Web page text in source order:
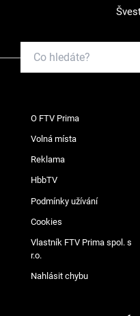
O FTV Prima
Volná místa
Reklama
HbbTV
Podmínky užívání
Cookies
Vlastník FTV Prima spol. s
r.o.
Nahlásit chybu